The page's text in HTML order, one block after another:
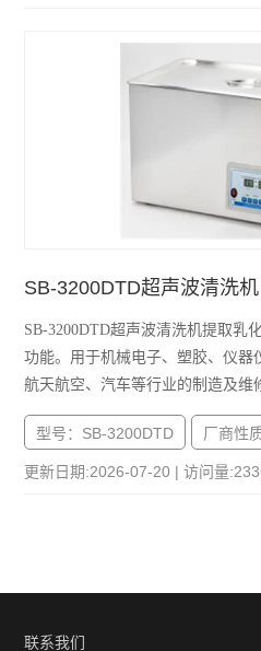
SB-3200DTD超声波清洗机
SB-3200DTD超声波清洗机提取乳
功能。用于机械电子、塑胶、仪器
航天航空、汽车等行业的制造及维
型号：SB-3200DTD 厂商性
更新日期:2026-07-20 | 访问量
联系我们